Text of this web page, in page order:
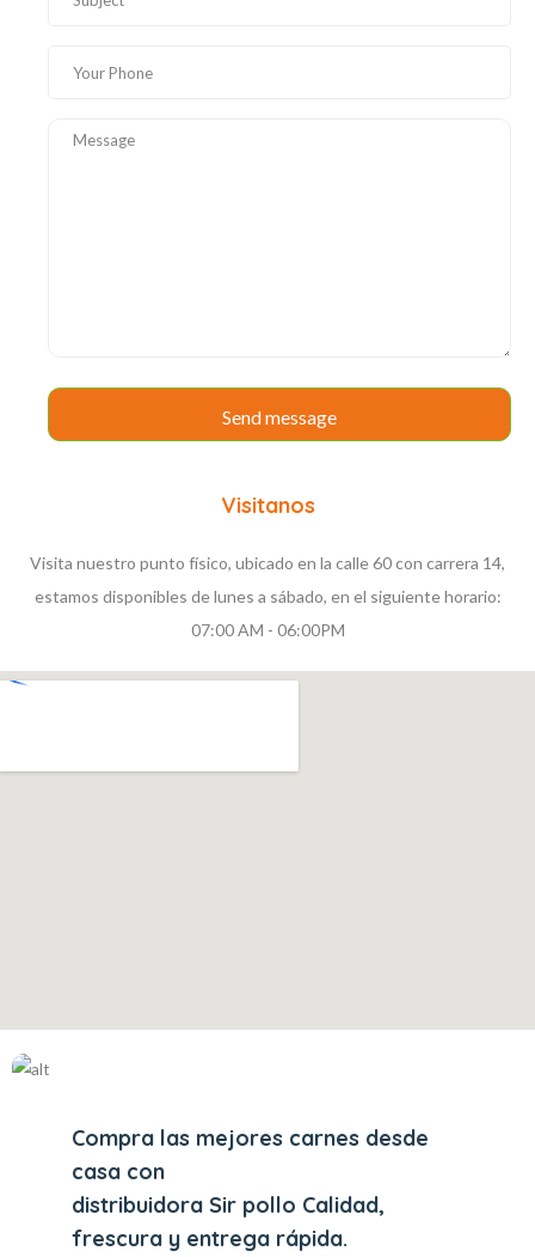
Visitanos
Visita nuestro punto físico, ubicado en la calle 60 con carrera 14,
estamos disponibles de lunes a sábado, en el siguiente horario:
07:00 AM - 06:00PM
Compra las mejores carnes desde
casa con
distribuidora Sir pollo Calidad,
frescura y entrega rápida.